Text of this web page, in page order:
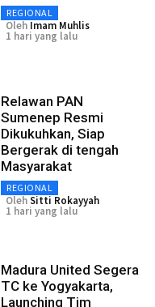
REGIONAL
Oleh Imam Muhlis
1 hari yang lalu
Relawan PAN
Sumenep Resmi
Dikukuhkan, Siap
Bergerak di tengah
Masyarakat
REGIONAL
OlehSitti Rokayyah
1 hari yang lalu
Madura United Segera
TC ke Yogyakarta,
Launching Tim